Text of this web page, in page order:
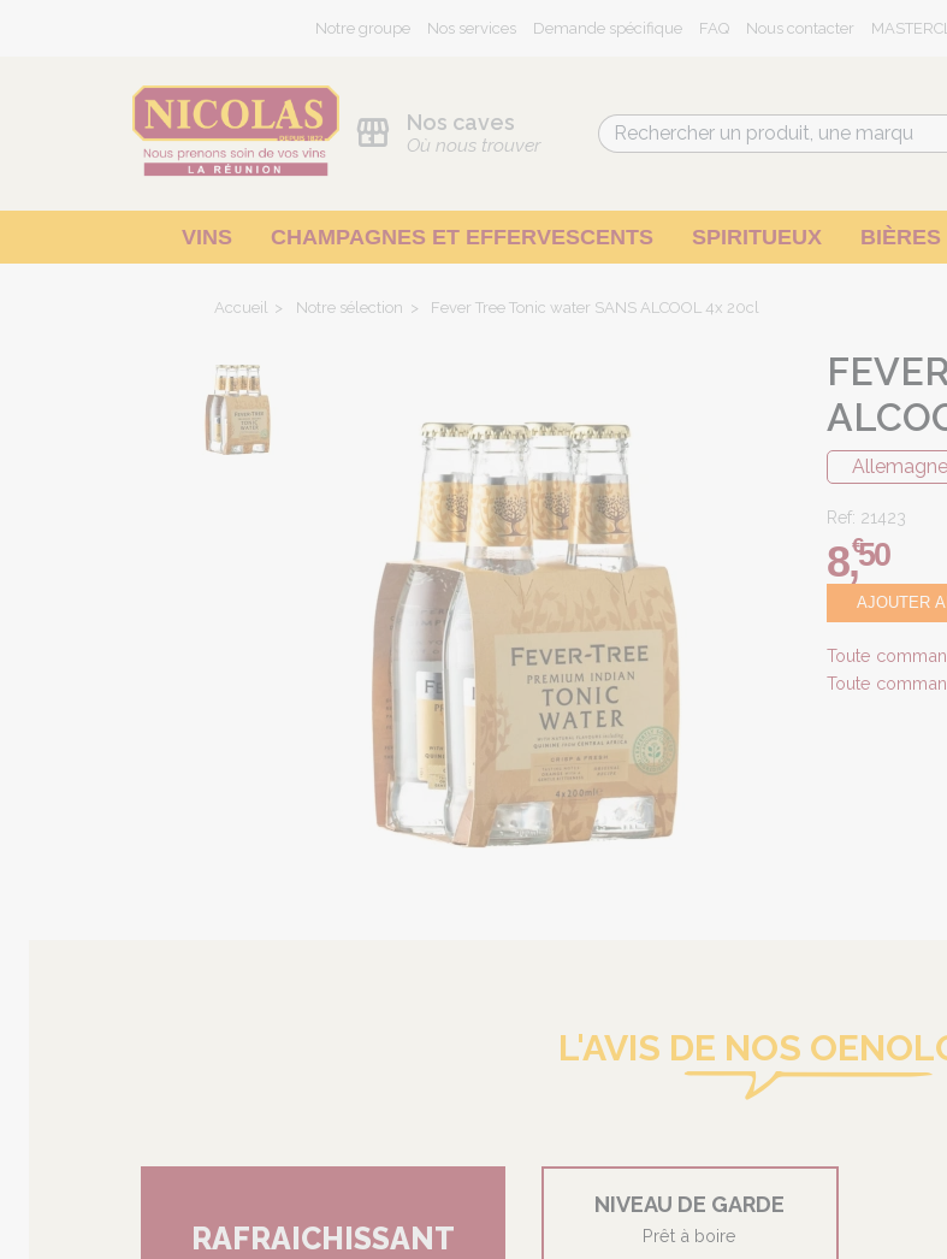
Notre groupe Nos services Demande spécifique FAQ Nous contacter
Nos caves
Où nous trouver
VINS CHAMPAGNES ET EFFERVESCENTS SPIRITUEUX BIÈRES
Accueil Notre sélection Fever Tree Tonic water SANS ALCOOL 4x 20cl
Allemagne
Ref: 21423
8
,€50
AJOUTER
Toute
Toute
L'AVIS DE NOS
RAFRAICHISSANT
NIVEAU DE GARDE
Prêt à boire